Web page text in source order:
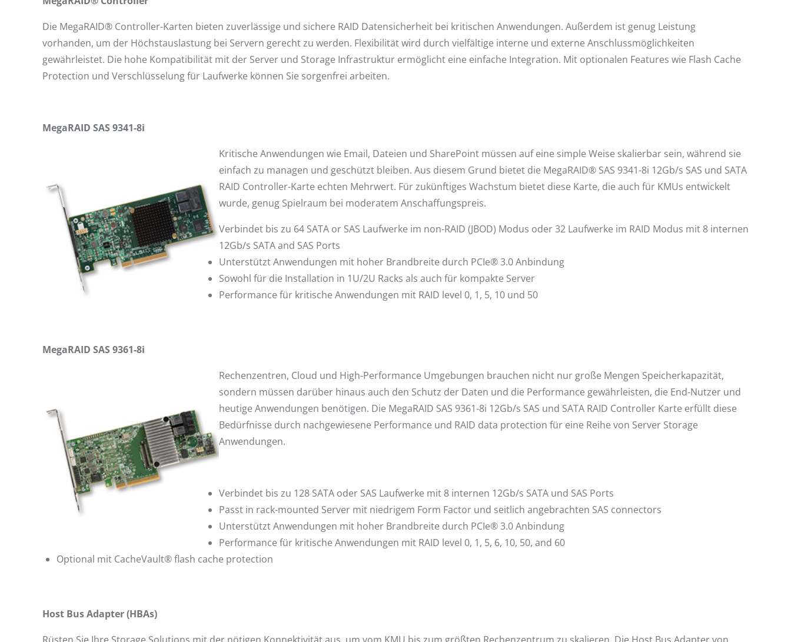
Die MegaRAID® Controller-Karten bieten zuverlässige und sichere RAID Datensicherheit bei kritischen Anwendungen. Außerdem ist genug Leistung
vorhanden, um der Höchstauslastung bei Servern gerecht zu werden. Flexibilität wird durch vielfältige interne und externe Anschlussmöglichkeiten
gewährleistet. Die hohe Kompatibilität mit der Server und Storage Infrastruktur ermöglicht eine einfache Integration. Mit optionalen Features wie Flash Cache
Protection und Verschlüsselung für Laufwerke können Sie sorgenfrei arbeiten.
MegaRAID SAS 9341-8i
Kritische Anwendungen wie Email, Dateien und SharePoint müssen auf eine simple Weise skalierbar sein, während sie
einfach zu managen und geschützt bleiben. Aus diesem Grund bietet die MegaRAID® SAS 9341-8i 12Gb/s SAS und SATA
RAID Controller-Karte echten Mehrwert. Für zukünftiges Wachstum bietet diese Karte, die auch für KMUs entwickelt
wurde, genug Spielraum bei moderatem Anschaffungspreis.
Verbindet bis zu 64 SATA or SAS Laufwerke im non-RAID (JBOD) Modus oder 32 Laufwerke im RAID Modus mit 8 internen
12Gb/s SATA and SAS Ports
Unterstützt Anwendungen mit hoher Brandbreite durch PCIe® 3.0 Anbindung
Sowohl für die Installation in 1U/2U Racks als auch für kompakte Server
Performance für kritische Anwendungen mit RAID level 0, 1, 5, 10 und 50
MegaRAID SAS 9361-8i
Rechenzentren, Cloud und High-Performance Umgebungen brauchen nicht nur große Mengen Speicherkapazität,
sondern müssen darüber hinaus auch den Schutz der Daten und die Performance gewährleisten, die End-Nutzer und
heutige Anwendungen benötigen. Die MegaRAID SAS 9361-8i 12Gb/s SAS und SATA RAID Controller Karte erfüllt diese
Bedürfnisse durch nachgewiesene Performance und RAID data protection für eine Reihe von Server Storage
Anwendungen.
Verbindet bis zu 128 SATA oder SAS Laufwerke mit 8 internen 12Gb/s SATA und SAS Ports
Passt in rack-mounted Server mit niedrigem Form Factor und seitlich angebrachten SAS connectors
Unterstützt Anwendungen mit hoher Brandbreite durch PCIe® 3.0 Anbindung
Performance für kritische Anwendungen mit RAID level 0, 1, 5, 6, 10, 50, and 60
Optional mit CacheVault® flash cache protection
Host Bus Adapter (HBAs)